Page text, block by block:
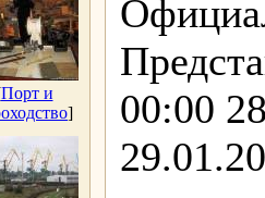
Порт и
]
00:00